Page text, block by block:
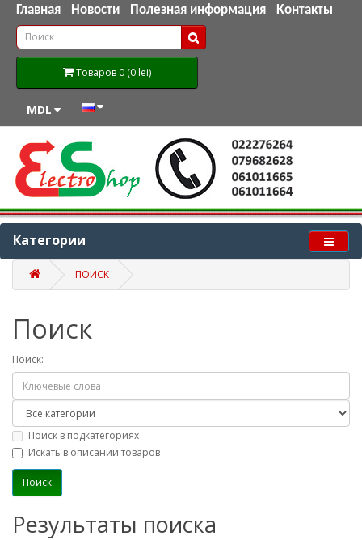
Главная Новости Полезная информация Контакты
Товаров 0 (0 lei)
MDL
Категории
ПОИСК
Поиск
Поиск:
Поиск в подкатегориях
Искать в описании товаров
Результаты поиска